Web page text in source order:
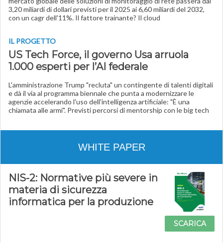
3,20 miliardi di dollari previsti per il 2025 ai 6,60 miliardi del 2032,
con un cagr dell'11%. Il fattore trainante? Il cloud
IL PROGETTO
US Tech Force, il governo Usa arruola
1.000 esperti per l’AI federale
L'amministrazione Trump "recluta" un contingente di talenti digitali
e dà il via al programma biennale che punta a modernizzare le
agenzie accelerando l'uso dell'intelligenza artificiale: "È una
chiamata alle armi". Previsti percorsi di mentorship con le big tech
WHITE PAPER
NIS-2: Normative più severe in
materia di sicurezza
informatica per la produzione
SCARICA